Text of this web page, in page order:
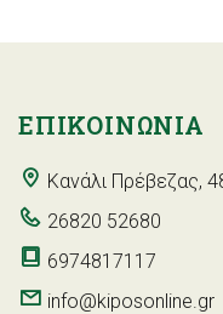
ΕΠΙΚΟΙΝΩΝΙΑ
Κανάλι Πρέβεζας,
26820 52680
6974817117
info@kiposonline.gr